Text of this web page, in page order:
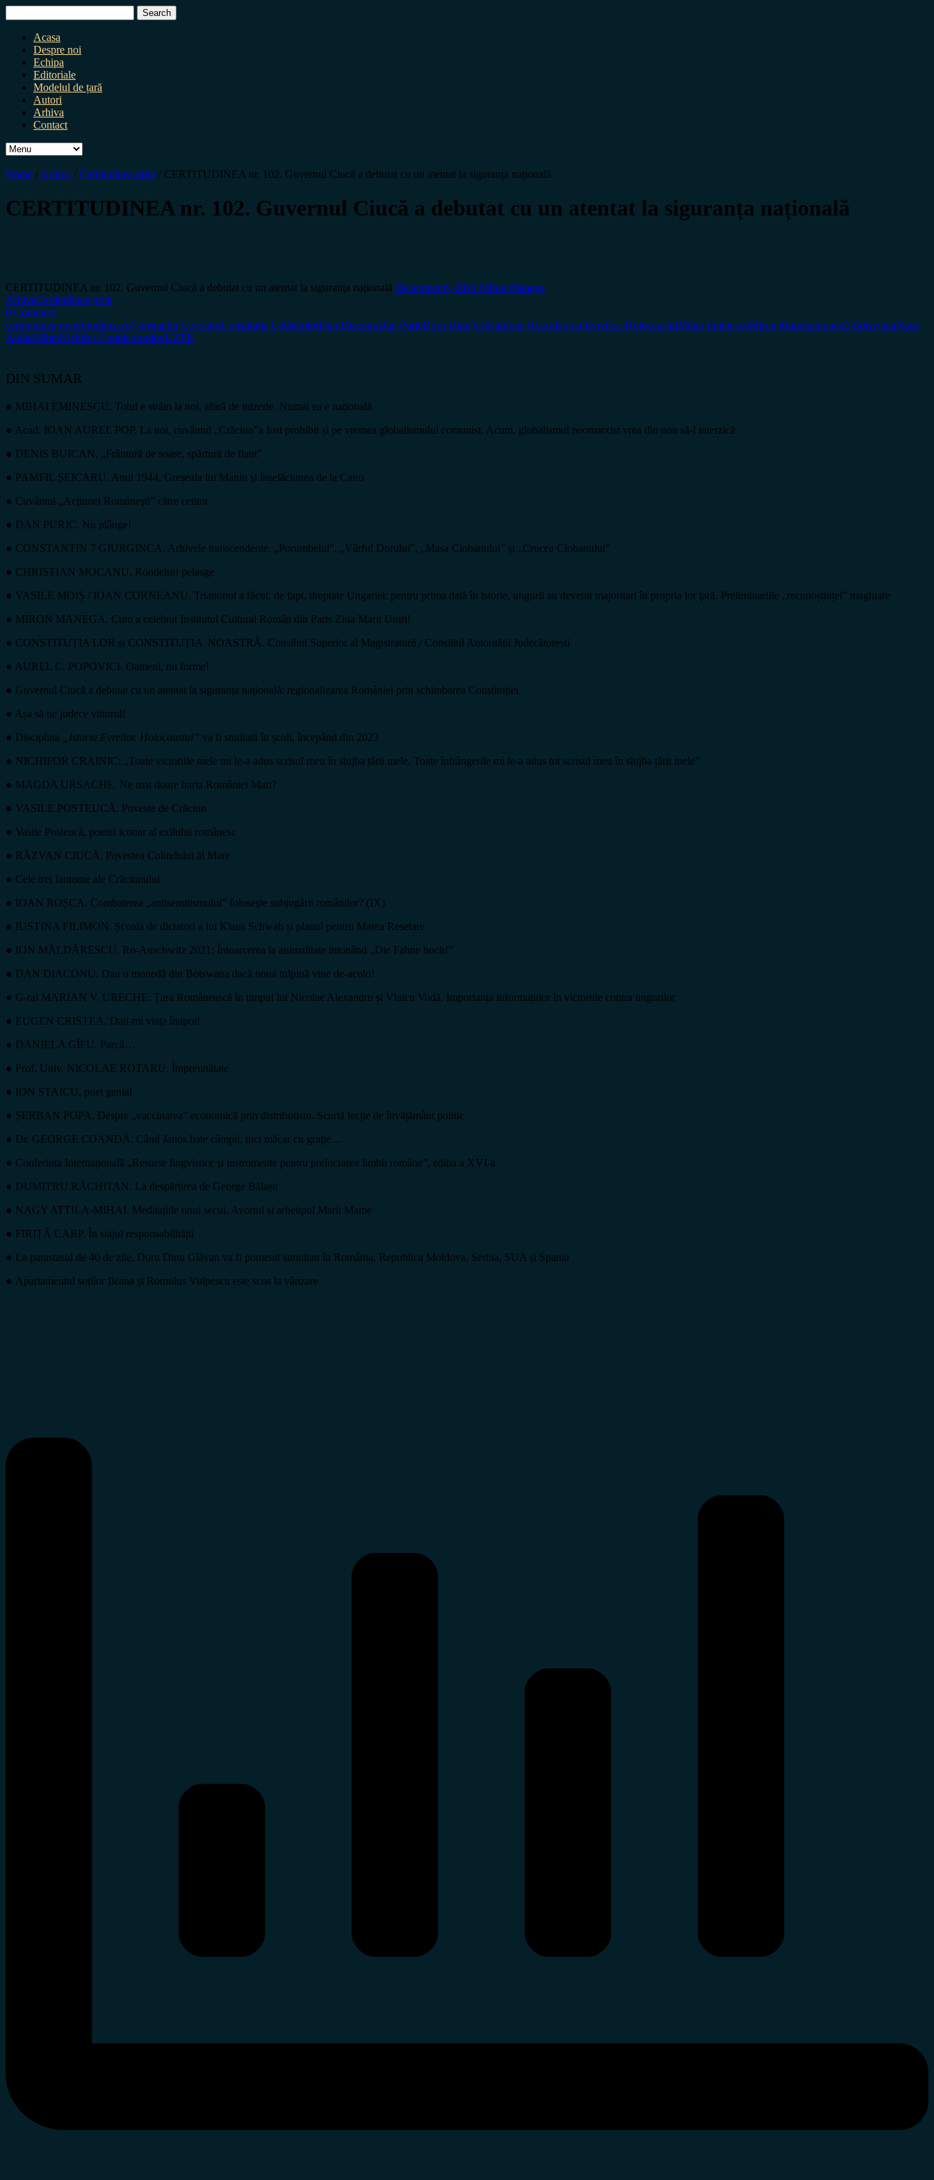
for:
Acasa
Despre noi
Echipa
Editoriale
Modelul de țară
Autori
Arhiva
Contact
Home / Arhiva / Certitudinea print / CERTITUDINEA nr. 102. Guvernul Ciucă a debutat cu un atentat la siguranța națională
CERTITUDINEA nr. 102. Guvernul Ciucă a debutat cu un atentat la siguranța națională
CERTITUDINEA nr. 102. Guvernul Ciucă a debutat cu un atentat la siguranța națională December 6, 2021 Miron Manega
ArhivaCertitudinea print
0 Comment
certitudinea.rocertitudinea.roConstantin CojocaruConstituția CetățenilorDan DiaconuDan PuricDoru Dinu GlăvanIoan RoșcaIstoria Evreilor. HolocaustulMihai EminescuMiron Manegamonedă BotswanaNagy
Attila-MihaiNichifor CrainicortodoxUZPR
DIN SUMAR
● MIHAI EMINESCU. Totul e străin la noi, afară de mizerie. Numai ea e națională
● Acad. IOAN AUREL POP. La noi, cuvântul „Crăciun”a fost prohibit și pe vremea globalismului comunist. Acum, globalismul neomarxist vrea din nou să­-l interzică
● DENIS BUICAN. „Frântură de soare, spărtură de flaut”
● PAMFIL ȘEICARU. Anul 1944. Greșeala lui Maniu și înșelăciunea de la Cairo
● Cuvântul „Acţiunei Româneşti” către cetitor
● DAN PURIC. Nu plânge!
● CONSTANTIN 7 GIURGINCA. Arhivele transcendente. „Porumbelul”, „Vârful Dorului”, „Masa Ciobanului” și „Crucea Ciobanului”
● CHRISTIAN MOCANU. Rondeluri pelasge
● VASILE MOIȘ / IOAN CORNEANU. Trianonul a făcut, de fapt, dreptate Ungariei: pentru prima dată în istorie, ungurii au devenit majoritari în propria lor ţară. Preliminariile „recunoștinței” maghiare
● MIRON MANEGA. Cum a celebrat Institutul Cultural Român din Paris Ziua Marii Uniri!
● CONSTITUȚIA LOR și CONSTITUȚIA NOASTRĂ. Consiliul Superior al Magistraturii / Consiliul Autorității Judecătorești
● AUREL C. POPOVICI. Oameni, nu forme!
● Guvernul Ciucă a debutat cu un atentat la siguranța națională: regionalizarea României prin schimbarea Constituției
● Așa să ne judece viitorul!
● Disciplina
„Istoria Evreilor. Holocaustul” va fi studiată în școli, începând din 2023
● NICHIFOR CRAINIC: „Toate victoriile mele mi le-a adus scrisul meu în slujba țării mele. Toate înfrângerile mi le-a adus tot scrisul meu în slujba țării mele”
● MAGDA URSACHE. Ne mai doare harta României Mari?
● VASILE POSTEUCĂ. Poveste de Crăciun
● Vasile Posteucă, poetul iconar al exilului românesc
● RĂZVAN CIUCĂ. Povestea Colindului ăl Mare
● Cele trei fantome ale Crăciunului
● IOAN ROȘCA. Combaterea „antisemitismului” foloseşte subjugării românilor? (IX)
● IUSTINA FILIMON. Școala de dictatori a lui Klaus Schwab și planul pentru Marea Resetare
● ION MĂLDĂRESCU. Ro-Auschwitz 2021: Întoarcerea la animalitate intonând „Die Fahne hoch!”
● DAN DIACONU. Dau o monedă din Botswana dacă noua tulpină vine de-acolo!
● G-ral MARIAN V. URECHE. Țara Românească în timpul lui Nicolae Alexandru și Vlaicu Vodă. Importanța informațiilor în victoriile contra ungurilor
● EUGEN CRISTEA. Dați-mi viața înapoi!
● DANIELA GÎFU. Parcă…
● Prof. Univ. NICOLAE ROTARU. Împreunătate
● ION STAICU, poet genial
● ȘERBAN POPA. Despre „vaccinarea” economică prin distributism. Scurtă lecție de învățământ politic
● Dr. GEORGE COANDĂ. Când Janos bate câmpii, nici măcar cu graţie…
● Conferința Internațională „Resurse lingvistice şi instrumente pentru prelucrarea limbii române”, ediția a XVI-a
● DUMITRU RĂCHITAN. La despărțirea de George Bălașu
● NAGY ATTILA-MIHAI. Meditațiile unui secui. Avortul și arhetipul Marii Mame
● FIRIȚĂ CARP. În siajul responsabilității
● La parastasul de 40 de zile, Doru Dinu Glăvan va fi pomenit simultan în România, Republica Moldova, Serbia, SUA și Spania
● Apartamentul soților Ileana și Romulus Vulpescu este scos la vânzare